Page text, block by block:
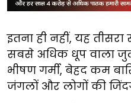
इतना ही नहीं, यह
सबसे अधिक धूप वाला
भीषण गर्मी, बेहद कम
जंगलों और लोगों की